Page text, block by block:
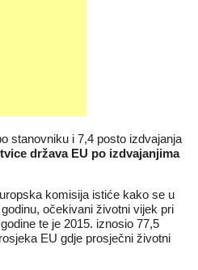
stanovniku i 7,4 posto izdvajanja
država EU po izdvajanjima
komisija istiće kako se u
očekivani životni vijek pri
te je 2015. iznosio 77,5
EU gdje prosječni životni